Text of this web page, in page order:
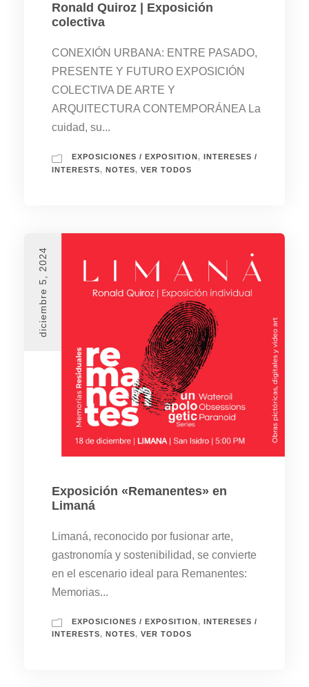
Ronald Quiroz | Exposición
colectiva
CONEXIÓN URBANA: ENTRE PASADO,
PRESENTE Y FUTURO EXPOSICIÓN
COLECTIVA DE ARTE Y
ARQUITECTURA CONTEMPORÁNEA La
cuidad, su...
EXPOSICIONES / EXPOSITION ,
INTERESES /
INTERESTS, NOTES, VER TODOS
diciembre 5, 2024
Exposición «Remanentes» en
Limaná
Limaná, reconocido por fusionar arte,
gastronomía y sostenibilidad, se convierte
en el escenario ideal para Remanentes:
Memorias...
EXPOSICIONES / EXPOSITION, INTERESES /
INTERESTS, NOTES, VER TODOS